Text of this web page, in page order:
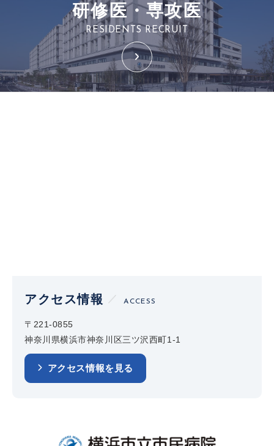
研修医・専攻医
RESIDENTS RECRUIT
アクセス情報 ACCESS
〒221-0855
神奈川県横浜市神奈川区三ツ沢西町1-1
アクセス情報を見る